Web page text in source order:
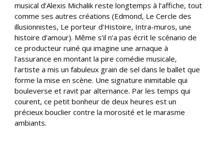
musical d’Alexis Michalik reste longtemps à l’affiche, tout
comme ses autres créations (Edmond, Le Cercle des
illusionnistes, Le porteur d’Histoire, Intra-muros, une
histoire d’amour). Même s’il n’a pas écrit le scénario de
ce producteur ruiné qui imagine une arnaque à
l’assurance en montant la pire comédie musicale,
l’artiste a mis un fabuleux grain de sel dans le ballet que
forme la mise en scène. Une signature inimitable qui
bouleverse et ravit par alternance. Par les temps qui
courent, ce petit bonheur de deux heures est un
précieux bouclier contre la morosité et le marasme
ambiants.